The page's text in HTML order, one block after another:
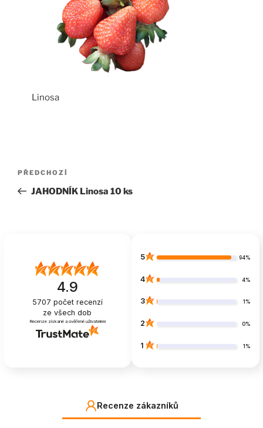
Linosa
Navigace
příspěvek
Předchozí
příspěvek
PŘEDCHOZÍ
JAHODNÍK Linosa 10 ks
4.9
5707 počet recenzí
ze všech dob
Recenze získané a ověřené uživatelem
5 94%
4 4%
3 1%
2 0%
1 1%
Recenze zákazníků